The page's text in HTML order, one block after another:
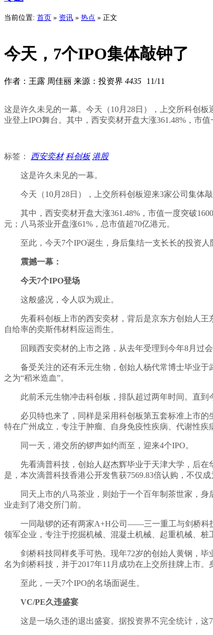
当前位置: 首页 » 资讯 » 热点 » 正文
今天，7个IPO集体敲钟了
作者：王露 周佳丽 来源：投资界 4435 11/11
这是许久未见的一幕。今天（10月28日），上交所科创
业登上IPO舞台。其中，西安奕材开盘大涨361.48%，市值
标签： 西安奕材 科创板 港股
这是许久未见的一幕。
今天（10月28日），上交所科创板迎来3家公司集体
其中，西安奕材开盘大涨361.48%，市值一度突破
元；八马茶业开盘涨61%，总市值超70亿港元。
至此，今天7个IPO诞生，身后集结一支长长的投资
震撼一幕：
今天7个IPO登场
这般盛况，令人叹为观止。
先看科创板上市的西安奕材，背后是京东方创始人
自给率的奕斯伟材料应运而生。
回顾西安奕材的上市之路，从去年受理到今年8月过
备受关注的还有禾元生物，创始人杨代常博士毕业
之为“稻米造血”。
此前禾元生物冲击科创板，排队超过两年时间。直
必贝特也来了，同样是采用科创板第五套标准上市
特在广州成立，专注于肿瘤、自身免疫性疾病、代谢性
同一天，港交所的锣声如约而至，迎来4个IPO。
先看滴普科技，创始人赵杰辉毕业于天津大学，后
是，本次滴普科技香港公开发售获7569.83倍认购，不仅
同天上市的八马茶业，则始于一个百年制茶世家，
业走到了港交所门前。
一同敲锣的还有两家A+H公司——三一重工与剑桥科
领军企业，专注于挖掘机械、混凝土机械、起重机械、
剑桥科技同样炙手可热。现年72岁的创始人黄钢，
名为剑桥科技，并于2017年11月成功在上交所挂牌上市
至此，一天7个IPO的名场面诞生。
VC/PE久违盛宴
这是一场久违的退出盛宴。据投资界不完全统计，这